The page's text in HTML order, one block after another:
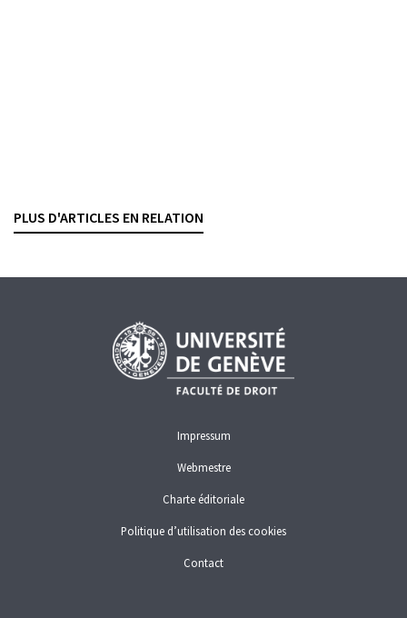
PLUS D'ARTICLES EN RELATION
Impressum
Webmestre
Charte éditoriale
Politique d’utilisation des cookies
Contact